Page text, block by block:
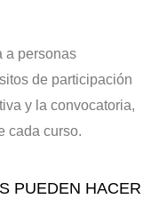
a personas
de participación
y la convocatoria,
cada curso.
PUEDEN HACER